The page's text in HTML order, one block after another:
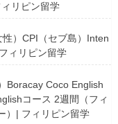
ィリピン留学
）CPI（セブ島）Inten
ィリピン留学
Boracay Coco English
コース 2週間（フィ
）| フィリピン留学